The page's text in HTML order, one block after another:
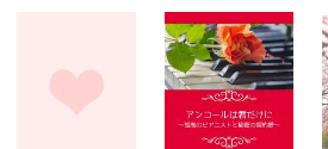
作品を読む
た上、同居まで提案してきて──？
鷹哉『宜しくな、俺の雛子』🦅
雛子『俺の……ひぃ、雛子？！！！』
シゴデキで冷徹な上司が見せる素顔は